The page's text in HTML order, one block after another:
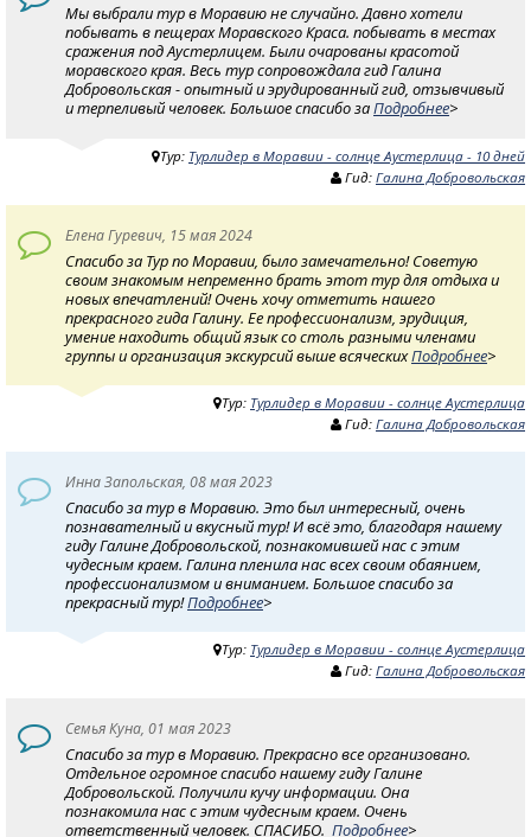
Мы выбрали тур в Моравию не случайно. Давно хотели
побывать в пещерах Моравского Краса. побывать в местах
сражения под Аустерлицем. Были очарованы красотой
моравского края. Весь тур сопровождала гид Галина
Добровольская - опытный и эрудированный гид, отзывчивый
и терпеливый человек. Большое спасибо заПодробнее>
Тур: Турлидер в Моравии - солнце Аустерлица - 10 дней
Гид: Галина Добровольская
Елена Гуревич, 15 мая 2024
Спасибо за Тур по Моравии, было замечательно! Советую
своим знакомым непременно брать этот тур для отдыха и
новых впечатлений! Очень хочу отметить нашего
прекрасного гида Галину. Ее профессионализм, эрудиция,
умение находить общий язык со столь разными членами
группы и организация экскурсий выше всяческихПодробнее>
Тур: Турлидер в Моравии - солнце Аустерлица
Гид: Галина Добровольская
Инна Запольская, 08 мая 2023
Спасибо за тур в Моравию. Это был интересный, очень
познавателный и вкусный тур! И всё это, благодаря нашему
гиду Галине Добровольской, познакомившей нас с этим
чудесным краем. Галина пленила нас всех своим обаянием,
профессионализмом и вниманием. Большое спасибо за
прекрасный тур!Подробнее>
Тур: Турлидер в Моравии - солнце Аустерлица
Гид: Галина Добровольская
Семья Куна, 01 мая 2023
Спасибо за тур в Моравию. Прекрасно все организовано.
Отдельное огромное спасибо нашему гиду Галине
Добровольской. Получили кучу информации. Она
познакомила нас с этим чудесным краем. Очень
ответственный человек. СПАСИБО. Подробнее>